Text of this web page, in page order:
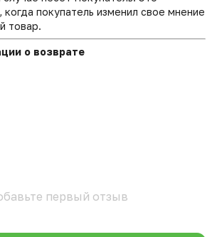
когда покупатель изменил свое мнение
товар.
о возврате
первый отзыв